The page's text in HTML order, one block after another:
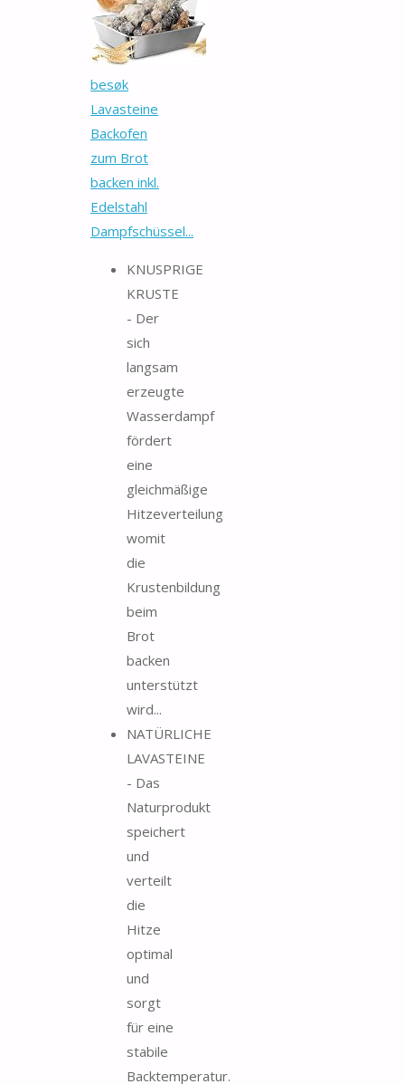
besøk
Lavasteine
Backofen
zum Brot
backen inkl.
Edelstahl
Dampfschüssel...
KNUSPRIGE
KRUSTE
- Der
sich
langsam
erzeugte
Wasserdampf
fördert
eine
gleichmäßige
Hitzeverteilung
womit
die
Krustenbildung
beim
Brot
backen
unterstützt
wird...
NATÜRLICHE
LAVASTEINE
- Das
Naturprodukt
speichert
und
verteilt
die
Hitze
optimal
und
sorgt
für eine
stabile
Backtemperatur.